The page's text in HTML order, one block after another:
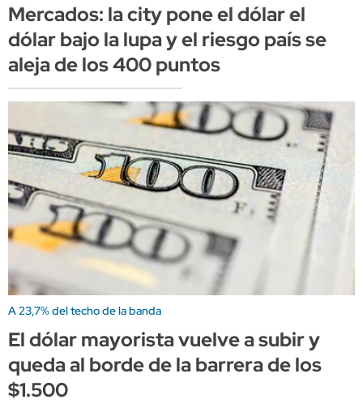
Mercados: la city pone el dólar el
dólar bajo la lupa y el riesgo país se
aleja de los 400 puntos
A 23,7% del techo de la banda
El dólar mayorista vuelve a subir y
queda al borde de la barrera de los
$1.500